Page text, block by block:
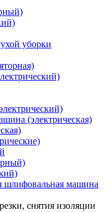
уборки
(электрическая)
шлифовальная машина
снятия изоляции